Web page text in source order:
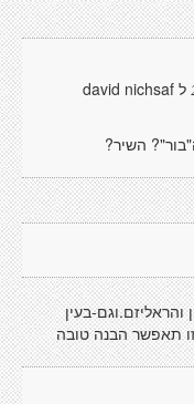
ל david nichsaf
השיר?
והראליזם.וגם-בעין
תאפשר הבנה טובה